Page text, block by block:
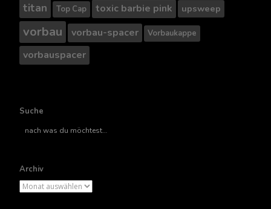
titan Top Cap toxic barbie pink upsweep
vorbau vorbau-spacer Vorbaukappe
vorbauspacer
Suche
Suche
nach..
Archiv
Archiv